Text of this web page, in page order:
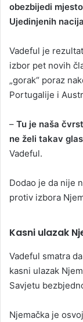
obezbijedi
Ujedinjenih
Vadeful je
izbor pet novih
„gorak“ poraz
Portugalije i
– Tu je naša
ne želi takav
Vadeful.
Dodao je da nije
protiv izbora
Kasni ulazak
Vadeful smatra
kasni ulazak
Savjetu
Njemačka je